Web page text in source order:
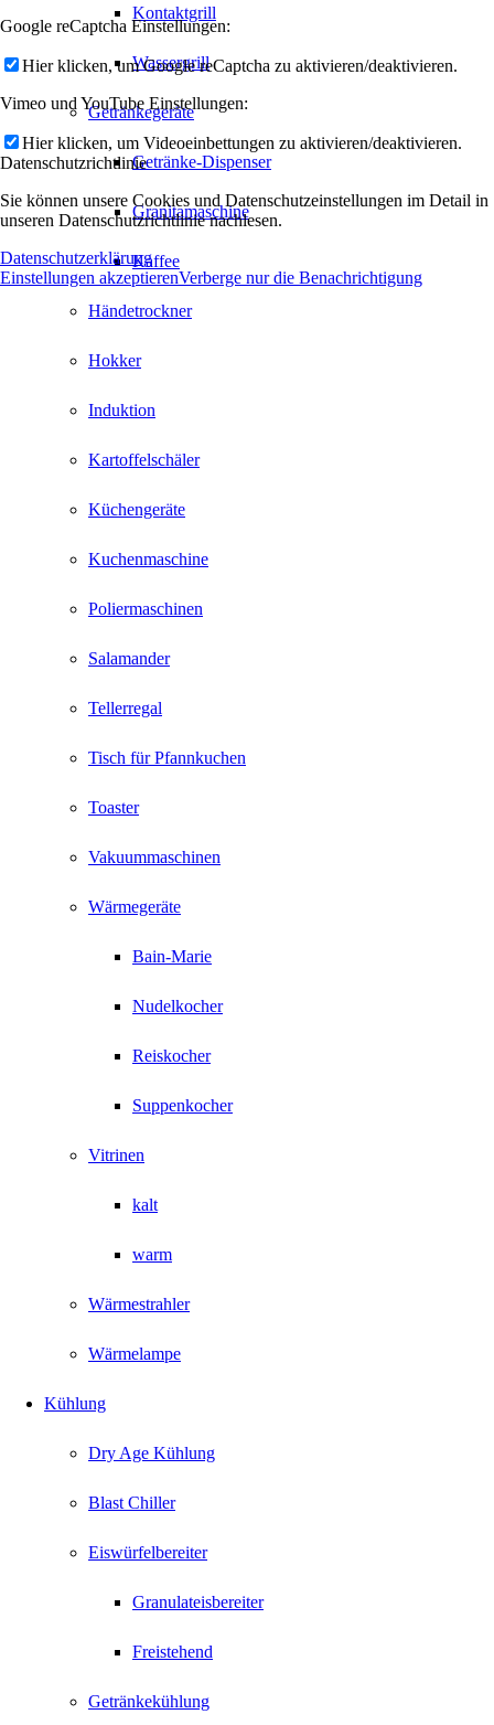
Kontaktgrill
Wassergrill
Getränkegeräte
Getränke-Dispenser
Granitamaschine
Kaffee
Händetrockner
Hokker
Induktion
Kartoffelschäler
Küchengeräte
Kuchenmaschine
Poliermaschinen
Salamander
Tellerregal
Tisch für Pfannkuchen
Toaster
Vakuummaschinen
Wärmegeräte
Bain-Marie
Nudelkocher
Reiskocher
Suppenkocher
Vitrinen
kalt
warm
Wärmestrahler
Wärmelampe
Kühlung
Dry Age Kühlung
Blast Chiller
Eiswürfelbereiter
Granulateisbereiter
Freistehend
Getränkekühlung
Google reCaptcha Einstellungen:
Hier klicken, um Google reCaptcha zu aktivieren/deaktivieren.
Vimeo und YouTube Einstellungen:
Hier klicken, um Videoeinbettungen zu aktivieren/deaktivieren.
Datenschutzrichtlinie
Sie können unsere Cookies und Datenschutzeinstellungen im Detail in
unseren Datenschutzrichtlinie nachlesen.
Datenschutzerklärung
Einstellungen akzeptierenVerberge nur die Benachrichtigung